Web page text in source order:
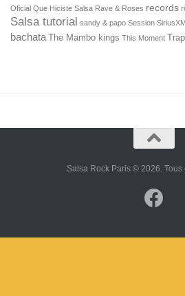
Oficial Que Hiciste Salsa Rave & Roses records
Salsa tutorial sandy & papo Session
bachata The Mambo kings This Moment
Salsa Rock Paris © 2026. Tous